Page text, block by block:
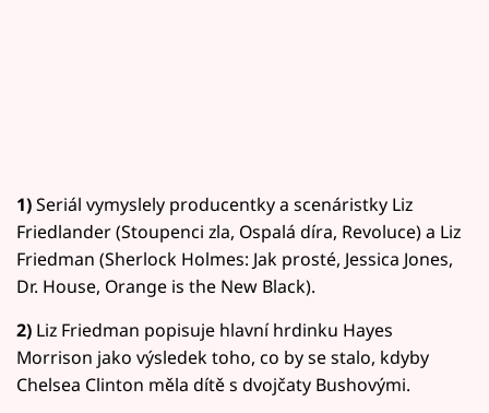
1)Seriál vymyslely producentky a scenáristky Liz
Friedlander (Stoupenci zla, Ospalá díra, Revoluce) a Liz
Friedman (Sherlock Holmes: Jak prosté, Jessica Jones,
Dr. House, Orange is the New Black).
2) Liz Friedman popisuje hlavní hrdinku Hayes
Morrison jako výsledek toho, co by se stalo, kdyby
Chelsea Clinton měla dítě s dvojčaty Bushovými.